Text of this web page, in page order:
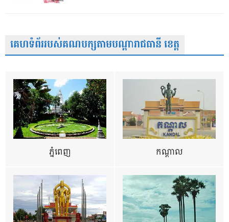
គេហទំព័ររបស់គណបក្សតាមបណ្តារាជធានី ខេត្ត
ភ្នំពេញ កណ្តាល